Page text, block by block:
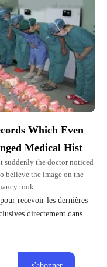
Which Even
Medical Hist
suddenly the doctor noticed
believe the image on the
took
recevoir les dernières
directement dans